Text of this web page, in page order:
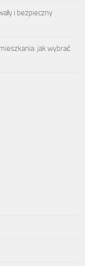
i bezpieczny
jak wybrać